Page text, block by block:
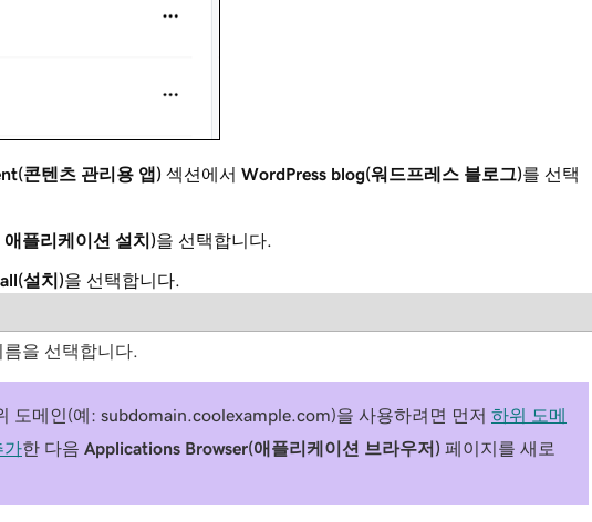
콘텐츠 관리용 앱) 섹션에서 WordPress blog(워드프레스 블로그)를 선택
플리케이션 설치)을 선택합니다.
설치)을 선택합니다.
을 선택합니다.
도메인(예: subdomain .coolexample.com)을 사용하려면 먼저 하위 도메
가한 다음 Applications Browser(애플리케이션 브라우저) 페이지를 새로